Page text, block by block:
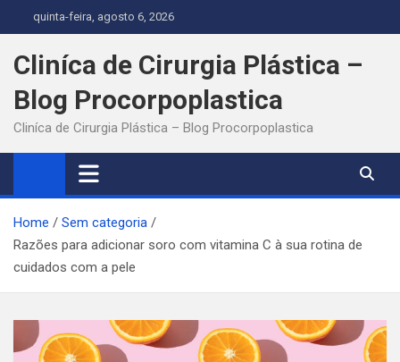
to
content
quinta-feira, agosto 6, 2026
Cliníca de Cirurgia Plástica –
Blog Procorpoplastica
Cliníca de Cirurgia Plástica – Blog Procorpoplastica
Home
Sem categoria
Razões para adicionar soro com vitamina C à sua rotina de
cuidados com a pele